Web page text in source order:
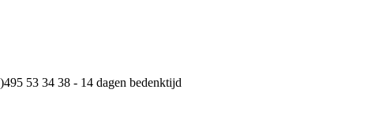
53 34 38 - 14 dagen bedenktijd